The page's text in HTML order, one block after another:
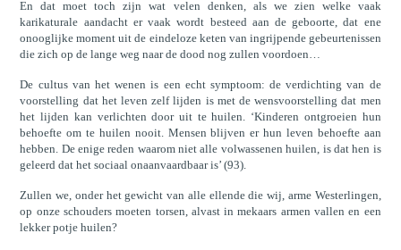
En dat moet toch zijn wat velen denken, als we zien welke vaak
karikaturale aandacht er vaak wordt besteed aan de geboorte, dat ene
onooglijke moment uit de eindeloze keten van ingrijpende gebeurtenissen
die zich op de lange weg naar de dood nog zullen voordoen…
De cultus van het wenen is een echt symptoom: de verdichting van de
voorstelling dat het leven zelf lijden is met de wensvoorstelling dat men
het lijden kan verlichten door uit te huilen. ‘Kinderen ontgroeien hun
behoefte om te huilen nooit. Mensen blijven er hun leven behoefte aan
hebben. De enige reden waarom niet alle volwassenen huilen, is dat hen is
geleerd dat het sociaal onaanvaardbaar is’ (93).
Zullen we, onder het gewicht van alle ellende die wij, arme Westerlingen,
op onze schouders moeten torsen, alvast in mekaars armen vallen en een
lekker potje huilen?